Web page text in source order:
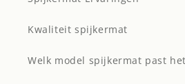
Kwaliteit spijkermat
Welk model spijkermat past